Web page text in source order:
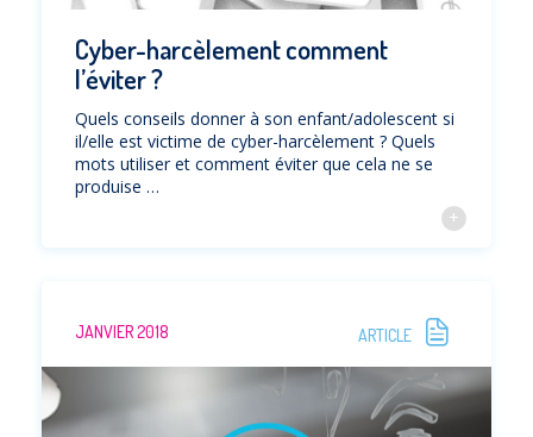
Cyber-harcèlement comment
l’éviter ?
Quels conseils donner à son enfant/adolescent si
il/elle est victime de cyber-harcèlement ? Quels
mots utiliser et comment éviter que cela ne se
produise …
JANVIER 2018 ARTICLE